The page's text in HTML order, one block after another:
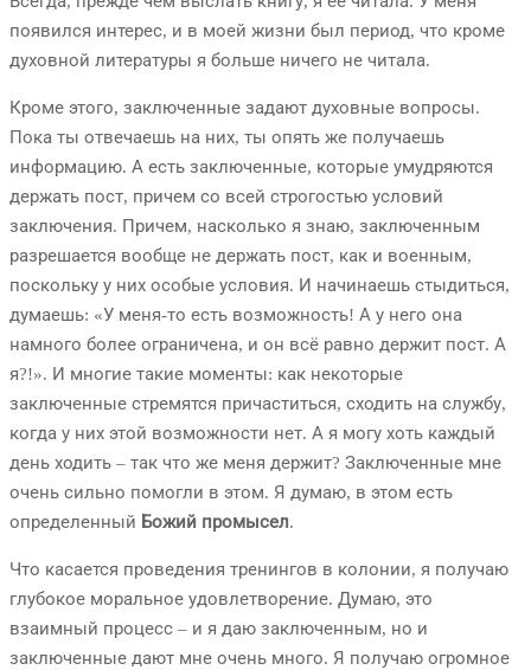
появился интерес, и в моей жизни был период, что кроме
духовной литературы я больше ничего не читала.
Кроме этого, заключенные задают духовные вопросы.
Пока ты отвечаешь на них, ты опять же получаешь
информацию. А есть заключенные, которые умудряются
держать пост, причем со всей строгостью условий
заключения. Причем, насколько я знаю, заключенным
разрешается вообще не держать пост, как и военным,
поскольку у них особые условия. И начинаешь стыдиться,
думаешь: «У меня-то есть возможность! А у него она
намного более ограничена, и он всё равно держит пост. А
я?!». И многие такие моменты: как некоторые
заключенные стремятся причаститься, сходить на службу,
когда у них этой возможности нет. А я могу хоть каждый
день ходить – так что же меня держит? Заключенные мне
очень сильно помогли в этом. Я думаю, в этом есть
определенный Божий промысел.
Что касается проведения тренингов в колонии, я получаю
глубокое моральное удовлетворение. Думаю, это
взаимный процесс – и я даю заключенным, но и
заключенные дают мне очень много. Я получаю огромное